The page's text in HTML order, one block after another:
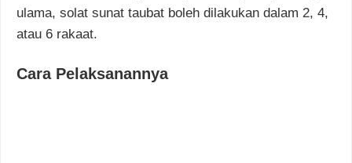
ulama, solat sunat taubat boleh dilakukan dalam 2, 4,
atau 6 rakaat.
Cara Pelaksanannya